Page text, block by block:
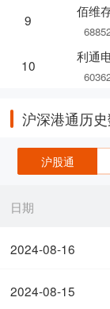
9
佰维
10
利通
沪深港通历
沪股通
日期
2024-08-16
2024-08-15